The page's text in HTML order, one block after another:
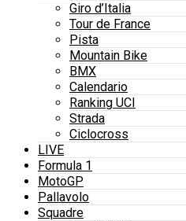
Giro d’Italia
Tour de France
Pista
Mountain Bike
BMX
Calendario
Ranking UCI
Strada
Ciclocross
LIVE
Formula 1
MotoGP
Pallavolo
Squadre